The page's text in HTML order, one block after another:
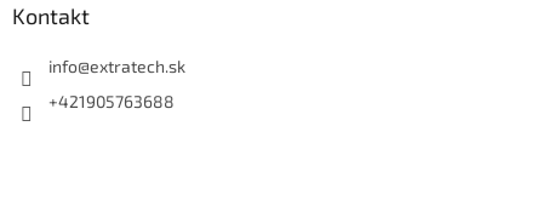
Kontakt
info@extratech.sk
+421905763688